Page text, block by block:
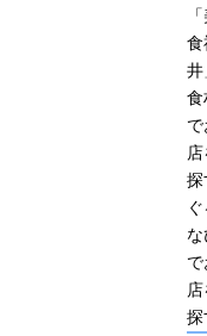
食
井
食
探
探